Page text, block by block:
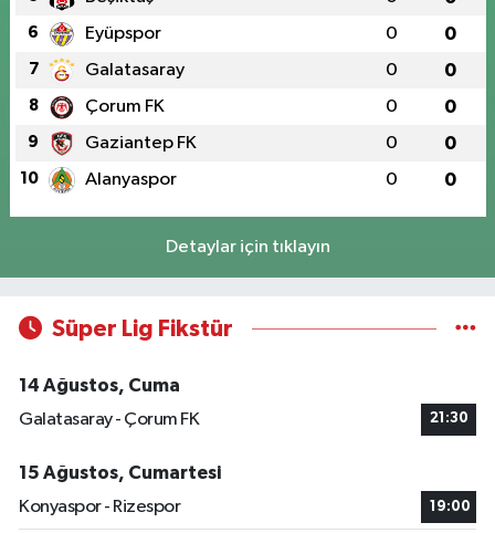
6 Eyüpspor 0 0
7 Galatasaray 0 0
8 Çorum FK 0 0
9 Gaziantep FK 0 0
10 Alanyaspor 0 0
Detaylar için tıklayın
Süper Lig Fikstür
14 Ağustos, Cuma
Galatasaray - Çorum FK
21:30
15 Ağustos, Cumartesi
Konyaspor - Rizespor
19:00